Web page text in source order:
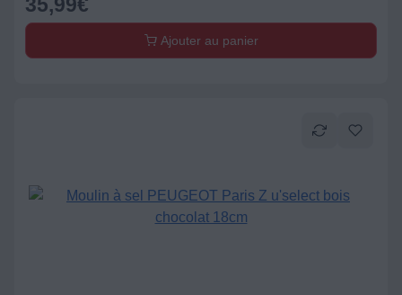
Ajouter au panier